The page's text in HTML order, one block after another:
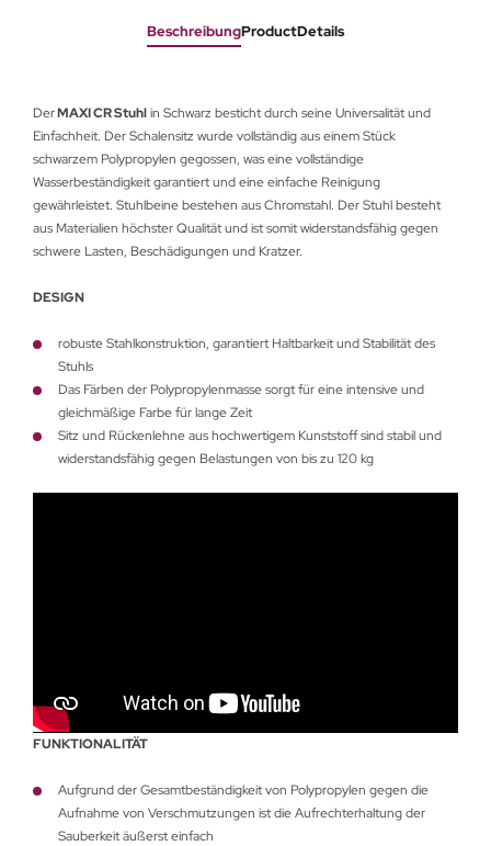
BeschreibungProductDetails
DerMAXI CR Stuhlin Schwarz besticht durch seine Universalität und
Einfachheit. Der Schalensitz wurde vollständig aus einem Stück
schwarzem Polypropylen gegossen, was eine vollständige
Wasserbeständigkeit garantiert und eine einfache Reinigung
gewährleistet. Stuhlbeine bestehen aus Chromstahl. Der Stuhl besteht
aus Materialien höchster Qualität und ist somit widerstandsfähig gegen
schwere Lasten, Beschädigungen und Kratzer.
DESIGN
robuste Stahlkonstruktion, garantiert Haltbarkeit und Stabilität des
Stuhls
Das Färben der Polypropylenmasse sorgt für eine intensive und
gleichmäßige Farbe für lange Zeit
Sitz und Rückenlehne aus hochwertigem Kunststoff sind stabil und
widerstandsfähig gegen Belastungen von bis zu 120 kg
FUNKTIONALITÄT
Aufgrund der Gesamtbeständigkeit von Polypropylen gegen die
Aufnahme von Verschmutzungen ist die Aufrechterhaltung der
Sauberkeit äußerst einfach